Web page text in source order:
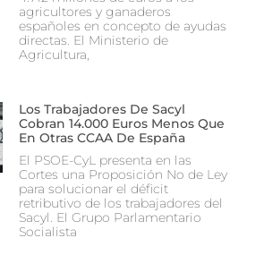
agricultores y ganaderos
españoles en concepto de ayudas
directas. El Ministerio de
Agricultura,
Los Trabajadores De Sacyl
Cobran 14.000 Euros Menos Que
En Otras CCAA De España
El PSOE-CyL presenta en las
Cortes una Proposición No de Ley
para solucionar el déficit
retributivo de los trabajadores del
Sacyl. El Grupo Parlamentario
Socialista